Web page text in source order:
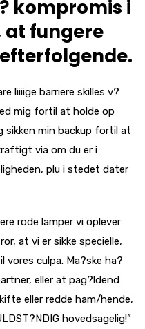
kompromis i
at fungere
liiiige barriere skilles v?
mig fortil at holde op
sikken min backup fortil at
via om du er i
plu i stedet dater
rode lamper vi oplever
at vi er sikke specielle,
culpa. Ma?ske ha?
eller at pag?ldend
eller redde ham/hende,
hovedsagelig!”